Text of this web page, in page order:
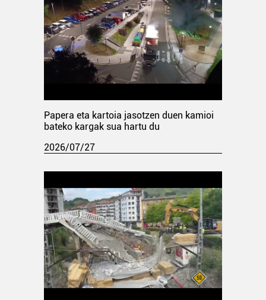
Papera eta kartoia jasotzen duen kamioi
bateko kargak sua hartu du
2026/07/27